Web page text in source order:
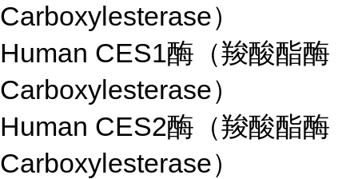
Carboxylesterase）
Human CES1酶（羧酸酯酶
Carboxylesterase）
Human CES2酶（羧酸酯酶
Carboxylesterase）